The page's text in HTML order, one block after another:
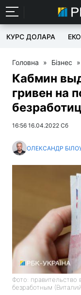
КУРС ДОЛАРА
Головна » Бізнес »
Кабмин
гривен на
16:56 16.04.2022 Сб
ОЛЕКСАНДР
Фото:
безработным